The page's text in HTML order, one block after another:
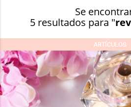
Se
5 resultados para "
ARTÍCULOS